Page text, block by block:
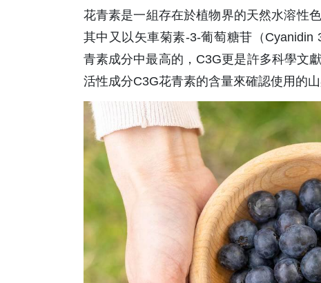
花青素是一組存在於植物界的天然水溶性
其中又以矢車菊素-3-葡萄糖苷（
青素成分中最高的，C3G更是許多科學文
活性成分C3G花青素的含量來確認使用的山